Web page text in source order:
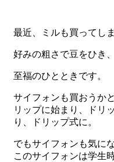
最近、ミルも買ってし
好みの粗さで豆をひき
至福のひとときです。
サイフォンも買おうか
リップに始まり、ドリ
り、ドリップ式に。
でもサイフォンも気にな
このサイフォンは学生